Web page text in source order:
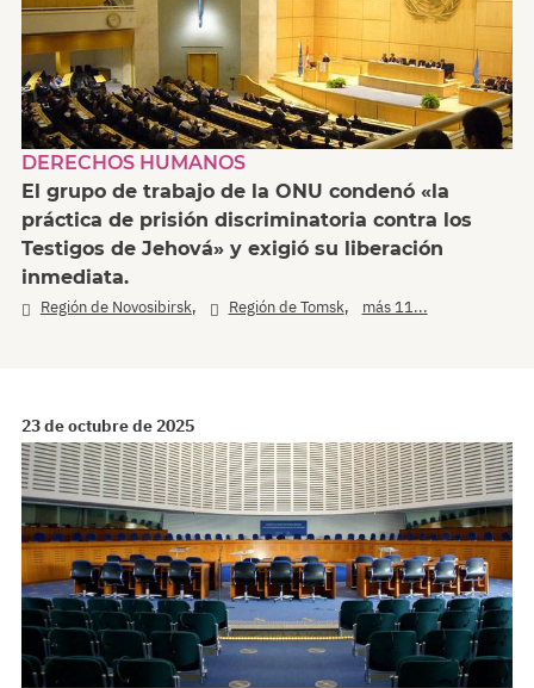
DERECHOS HUMANOS
El grupo de trabajo de la ONU condenó «la
práctica de prisión discriminatoria contra los
Testigos de Jehová» y exigió su liberación
inmediata.
Región de Novosibirsk, Región de Tomsk, más 11...
23 de octubre de 2025